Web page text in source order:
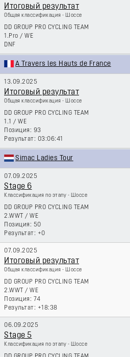
Итоговый результат
Общая классификация - Шоссе
DD GROUP PRO CYCLING TEAM
1.Pro / WE
DNF
A Travers les Hauts de France
13.09.2025
Итоговый результат
Общая классификация - Шоссе
DD GROUP PRO CYCLING TEAM
1.1 / WE
93
03:06:41
Simac Ladies Tour
07.09.2025
Stage 6
Классификация по этапу - Шоссе
DD GROUP PRO CYCLING TEAM
2.WWT / WE
50
+0
07.09.2025
Итоговый результат
Общая классификация - Шоссе
DD GROUP PRO CYCLING TEAM
2.WWT / WE
74
+18:38
06.09.2025
Stage 5
Классификация по этапу - Шоссе